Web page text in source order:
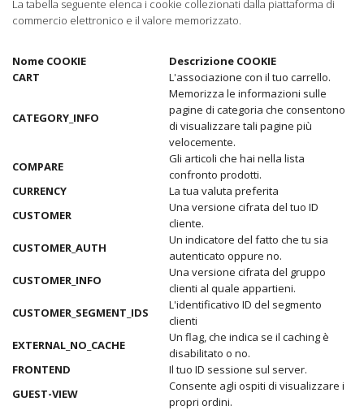
La tabella seguente elenca i cookie collezionati dalla piattaforma di
commercio elettronico e il valore memorizzato.
Nome COOKIE
Descrizione COOKIE
CART
L'associazione con il tuo carrello.
CATEGORY_INFO
Memorizza le informazioni sulle
pagine di categoria che consentono
di visualizzare tali pagine più
velocemente.
COMPARE
Gli articoli che hai nella lista
confronto prodotti.
CURRENCY
La tua valuta preferita
CUSTOMER
Una versione cifrata del tuo ID
cliente.
CUSTOMER_AUTH
Un indicatore del fatto che tu sia
autenticato oppure no.
CUSTOMER_INFO
Una versione cifrata del gruppo
clienti al quale appartieni.
CUSTOMER_SEGMENT_IDS
L'identificativo ID del segmento
clienti
EXTERNAL_NO_CACHE
Un flag, che indica se il caching è
disabilitato o no.
FRONTEND
Il tuo ID sessione sul server.
GUEST-VIEW
Consente agli ospiti di visualizzare i
propri ordini.